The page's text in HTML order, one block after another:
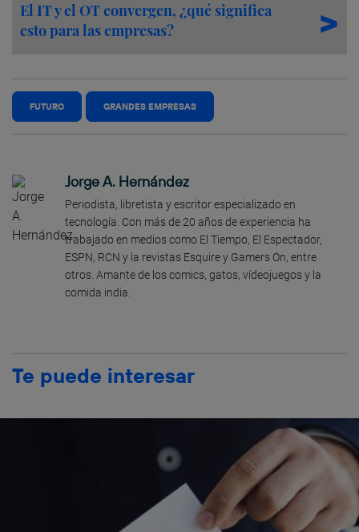
El IT y el OT convergen, ¿qué significa
esto para las empresas?
FUTURO GRANDES EMPRESAS
Jorge A. Hernández
Periodista, libretista y escritor especializado en
tecnología. Con más de 20 años de experiencia ha
trabajado en medios como El Tiempo, El Espectador,
ESPN, RCN y la revistas Esquire y Gamers On, entre
otros. Amante de los comics, gatos, vídeojuegos y la
comida india.
Te puede interesar